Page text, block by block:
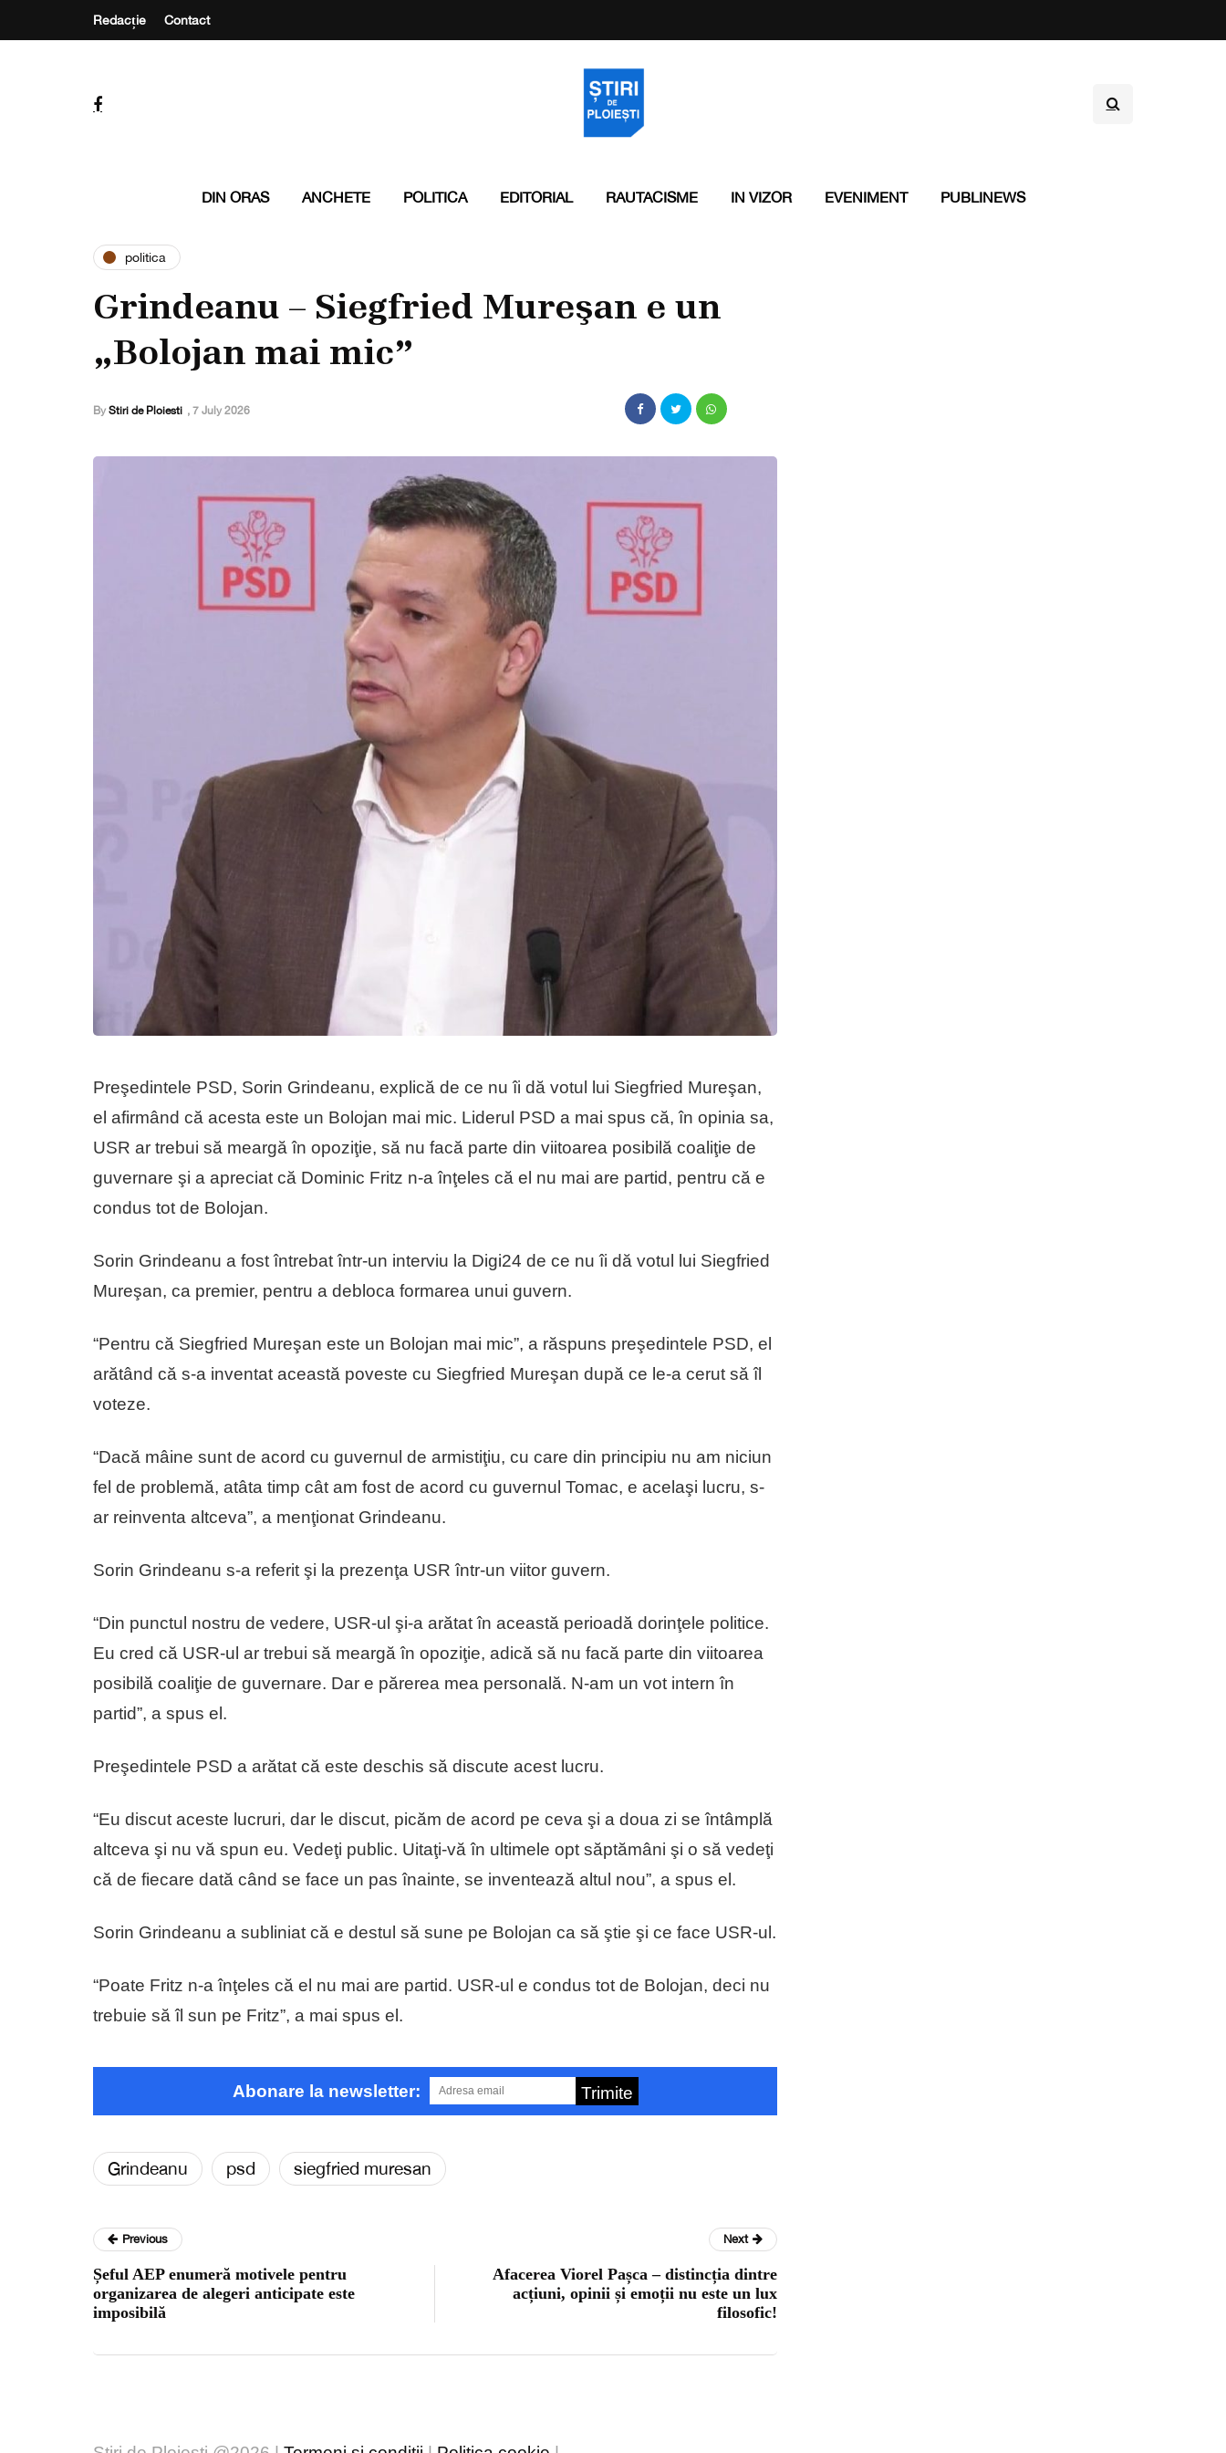
Redacție Contact
DIN ORAS ANCHETE POLITICA EDITORIAL RAUTACISME IN VIZOR EVENIMENT PUBLINEWS
politica
Grindeanu – Siegfried Mureşan e un
„Bolojan mai mic”
By Stiri de Ploiesti , 7 July 2026
Preşedintele PSD, Sorin Grindeanu, explică de ce nu îi dă votul lui Siegfried Mureşan,
el afirmând că acesta este un Bolojan mai mic. Liderul PSD a mai spus că, în opinia sa,
USR ar trebui să meargă în opoziţie, să nu facă parte din viitoarea posibilă coaliţie de
guvernare şi a apreciat că Dominic Fritz n-a înţeles că el nu mai are partid, pentru că e
condus tot de Bolojan.
Sorin Grindeanu a fost întrebat într-un interviu la Digi24 de ce nu îi dă votul lui Siegfried
Mureşan, ca premier, pentru a debloca formarea unui guvern.
“Pentru că Siegfried Mureşan este un Bolojan mai mic”, a răspuns preşedintele PSD, el
arătând că s-a inventat această poveste cu Siegfried Mureşan după ce le-a cerut să îl
voteze.
“Dacă mâine sunt de acord cu guvernul de armistiţiu, cu care din principiu nu am niciun
fel de problemă, atâta timp cât am fost de acord cu guvernul Tomac, e acelaşi lucru, s-
ar reinventa altceva”, a menţionat Grindeanu.
Sorin Grindeanu s-a referit şi la prezenţa USR într-un viitor guvern.
“Din punctul nostru de vedere, USR-ul şi-a arătat în această perioadă dorinţele politice.
Eu cred că USR-ul ar trebui să meargă în opoziţie, adică să nu facă parte din viitoarea
posibilă coaliţie de guvernare. Dar e părerea mea personală. N-am un vot intern în
partid”, a spus el.
Preşedintele PSD a arătat că este deschis să discute acest lucru.
“Eu discut aceste lucruri, dar le discut, picăm de acord pe ceva şi a doua zi se întâmplă
altceva şi nu vă spun eu. Vedeţi public. Uitaţi-vă în ultimele opt săptămâni şi o să vedeţi
că de fiecare dată când se face un pas înainte, se inventează altul nou”, a spus el.
Sorin Grindeanu a subliniat că e destul să sune pe Bolojan ca să ştie şi ce face USR-ul.
“Poate Fritz n-a înţeles că el nu mai are partid. USR-ul e condus tot de Bolojan, deci nu
trebuie să îl sun pe Fritz”, a mai spus el.
Abonare la newsletter: Trimite
Grindeanu psd siegfried muresan
Previous
Șeful AEP enumeră motivele pentru
organizarea de alegeri anticipate este
imposibilă
Next
Afacerea Viorel Pașca – distincția dintre
acțiuni, opinii și emoții nu este un lux
filosofic!